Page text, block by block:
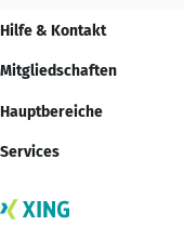
Hilfe & Kontakt
Mitgliedschaften
Hauptbereiche
Services